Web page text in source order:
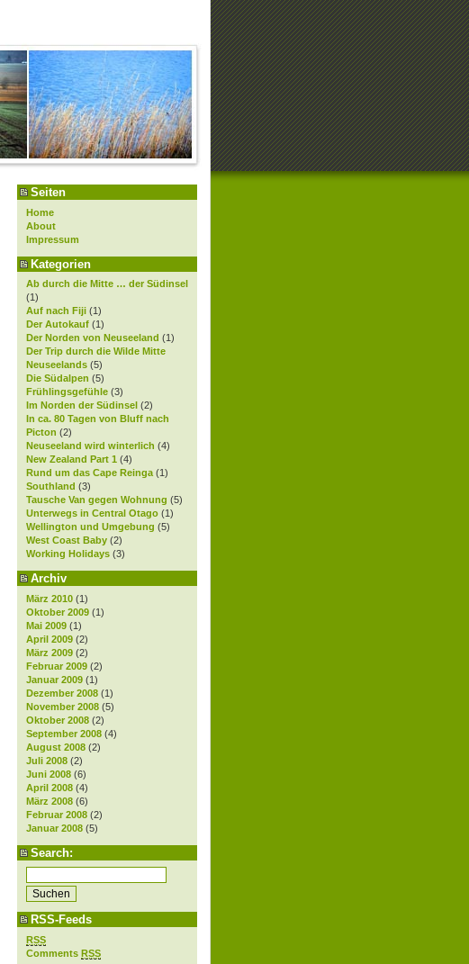
Seiten
Home
About
Impressum
Kategorien
Ab durch die Mitte … der Südinsel
(1)
Auf nach Fiji (1)
Der Autokauf (1)
Der Norden von Neuseeland (1)
Der Trip durch die Wilde Mitte
Neuseelands (5)
Die Südalpen (5)
Frühlingsgefühle (3)
Im Norden der Südinsel (2)
In ca. 80 Tagen von Bluff nach
Picton (2)
Neuseeland wird winterlich (4)
New Zealand Part 1 (4)
Rund um das Cape Reinga (1)
Southland (3)
Tausche Van gegen Wohnung (5)
Unterwegs in Central Otago (1)
Wellington und Umgebung (5)
West Coast Baby (2)
Working Holidays (3)
Archiv
März 2010 (1)
Oktober 2009 (1)
Mai 2009 (1)
April 2009 (2)
März 2009 (2)
Februar 2009 (2)
Januar 2009 (1)
Dezember 2008 (1)
November 2008 (5)
Oktober 2008 (2)
September 2008 (4)
August 2008 (2)
Juli 2008 (2)
Juni 2008 (6)
April 2008 (4)
März 2008 (6)
Februar 2008 (2)
Januar 2008 (5)
Search:
RSS-Feeds
RSS
Comments RSS